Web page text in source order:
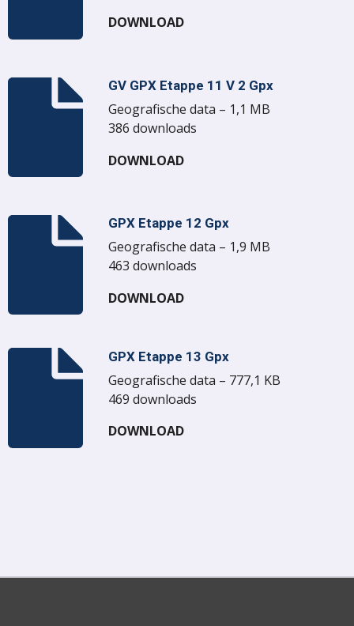
DOWNLOAD
GV GPX Etappe 11 V 2 Gpx
Geografische data – 1,1 MB
386 downloads
DOWNLOAD
GPX Etappe 12 Gpx
Geografische data – 1,9 MB
463 downloads
DOWNLOAD
GPX Etappe 13 Gpx
Geografische data – 777,1 KB
469 downloads
DOWNLOAD